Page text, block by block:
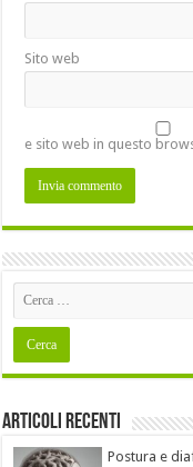
Sito web
e sito web in questo
Articoli recenti
Postura e